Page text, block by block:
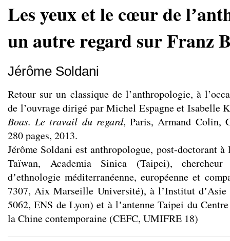
Les yeux et le cœur de
un autre regard sur Franz
Jérôme Soldani
Retour sur un classique de l’anthropologie, à
de l’ouvrage dirigé par Michel Espagne et Isabelle
Boas. Le travail du regard, Paris, Armand Colin,
280 pages, 2013.
Jérôme Soldani est anthropologue, post-doctorant
Taïwan, Academia Sinica (Taipei),
dʼethnologie méditerranéenne, européenne et
7307, Aix Marseille Université), à lʼInstitut
5062, ENS de Lyon) et à lʼantenne Taipei du
la Chine contemporaine (CEFC, UMIFRE 18)